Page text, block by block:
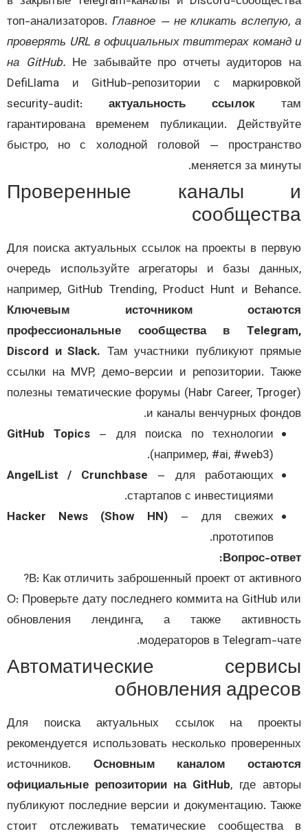
топ-анализаторов.Главное — не кликать
проверять URL в официальных твиттерах
на GitHub.Не забывайте про отчеты аудиторов
DefiLlama и GitHub-репозитории с
security-audit:актуальность ссылок
гарантирована временем публикации.
быстро, но с холодной головой —
меняется за
Проверенные каналы
Для поиска актуальных ссылок на проекты в
очередь используйте агрегаторы и базы
например, GitHub Trending, Product Hunt и
Ключевым источником
профессиональные сообщества в
Discord и Slack.Там участники публикуют
ссылки на MVP, демо-версии и репозитории.
полезны тематические форумы (Habr Career,
и каналы венчурных
GitHub Topics – для поиска по технологии
(например, #ai, #web3).
AngelList / Crunchbase
– для работающих
стартапов с инвестициями.
Hacker News (Show HN) – для свежих
прототипов.
Вопрос-
В: Как отличить заброшенный проект от
О: Проверьте дату последнего коммита на GitHub
обновления лендинга, а также
модераторов в Telegram-
Автоматические
обновления
Для поиска актуальных ссылок на
рекомендуется использовать несколько
источников.Основным каналом
официальные репозитории на GitHub, где
публикуют последние версии и документацию.
стоит отслеживать тематические